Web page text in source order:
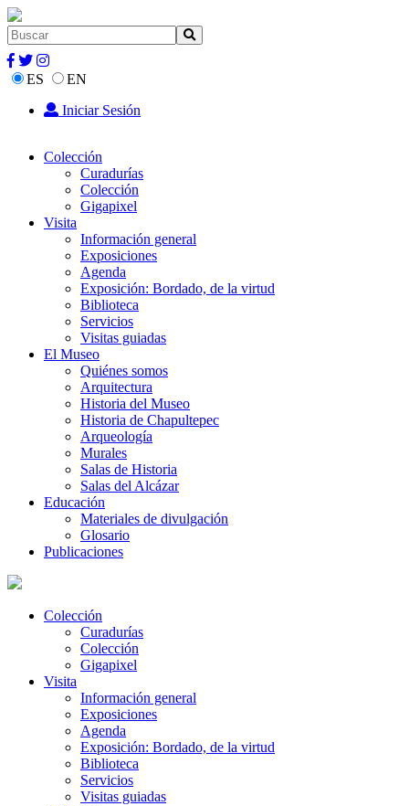
ES
EN
Iniciar Sesión
Colección
Curadurías
Colección
Gigapixel
Visita
Información general
Exposiciones
Agenda
Exposición: Bordado, de la virtud
Biblioteca
Servicios
Visitas guiadas
El Museo
Quiénes somos
Arquitectura
Historia del Museo
Historia de Chapultepec
Arqueología
Murales
Salas de Historia
Salas del Alcázar
Educación
Materiales de divulgación
Glosario
Publicaciones
Colección
Curadurías
Colección
Gigapixel
Visita
Información general
Exposiciones
Agenda
Exposición: Bordado, de la virtud
Biblioteca
Servicios
Visitas guiadas